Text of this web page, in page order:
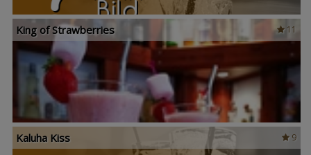
11
King of Strawberries
9
Kaluha Kiss